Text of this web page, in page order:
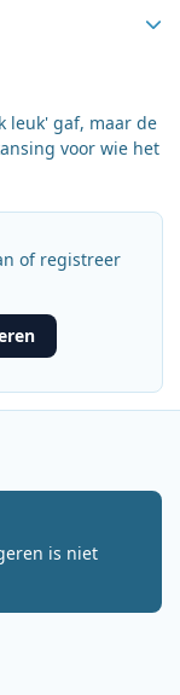
leuk' gaf, maar de
voor wie het
of registreer
is niet